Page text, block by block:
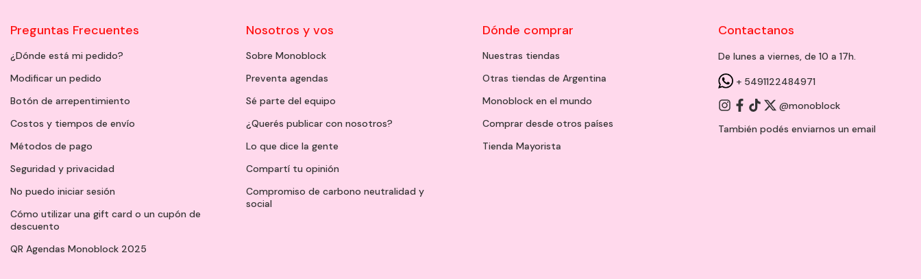
Preguntas Frecuentes
¿Dónde está mi pedido?
Modificar un pedido
Botón de arrepentimiento
Costos y tiempos de envío
Métodos de pago
Seguridad y privacidad
No puedo iniciar sesión
Cómo utilizar una gift card o un cupón de
descuento
QR Agendas Monoblock 2025
Nosotros y vos
Sobre Monoblock
Preventa agendas
Sé parte del equipo
¿Querés publicar con nosotros?
Lo que dice la gente
Compartí tu opinión
Compromiso de carbono neutralidad y
social
Dónde comprar
Nuestras tiendas
Otras tiendas de Argentina
Monoblock en el mundo
Comprar desde otros países
Tienda Mayorista
Contactanos
De lunes a viernes, de 10 a 17h.
+ 5491122484971
@monoblock
También podés enviarnos un email